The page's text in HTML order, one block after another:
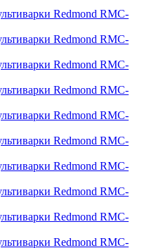
Redmond RMC-
Redmond RMC-
Redmond RMC-
Redmond RMC-
Redmond RMC-
Redmond RMC-
Redmond RMC-
Redmond RMC-
Redmond RMC-
Redmond RMC-